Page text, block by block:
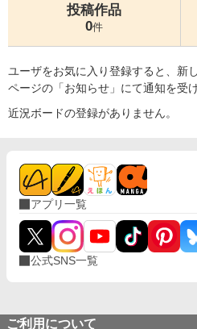
投稿作品
0件
ユーザをお気に入り登録すると、新
ページの「お知らせ」にて通知を受
近況ボードの登録がありません。
アプリ一覧
公式SNS一覧
ご利用について